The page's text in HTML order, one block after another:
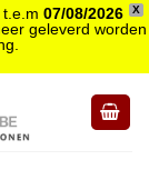
X
07/08/2026
geleverd worden